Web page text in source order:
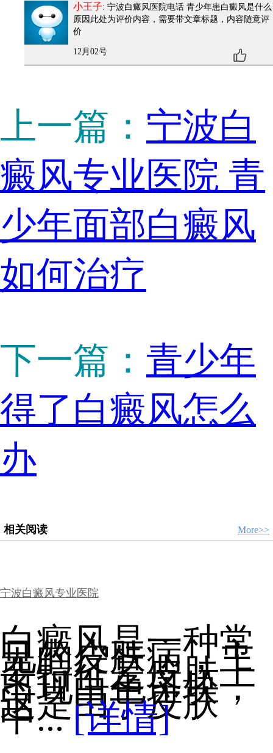
小王子: 宁波白癜风医院电话 青少年患白癜风是什么
原因 此处为评价内容，需要带文章标题，内容随意评
价
12月02号
上一篇： 宁波白
癜风专业医院 青
少年面部白癜风
如何治疗
下一篇： 青少年
得了白癜风怎么
办
相关阅读 More>>
宁波白癜风专业医院
白癜风是一种常
见的皮肤病，主
要特征是皮肤上
出现白色斑块，
这是由于皮肤
中...[详情]